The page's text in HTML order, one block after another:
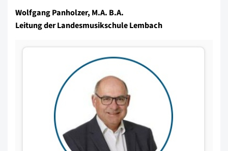
Wolfgang Panholzer, M.A. B.A.
Leitung der Landesmusikschule Lembach